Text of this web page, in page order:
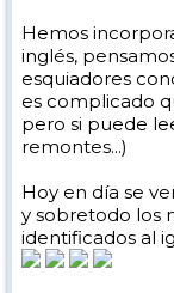
Hemos
inglés,
esquiadores
es complicado
pero si puede
remontes...)
Hoy en día se
y sobretodo los
identificados al